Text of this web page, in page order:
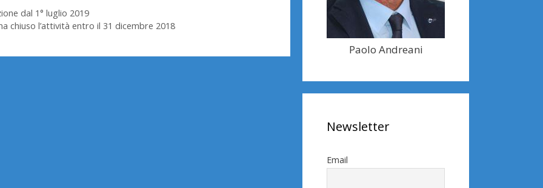
dal 1° luglio 2019
chiuso l’attività entro il 31 dicembre 2018
Paolo Andreani
Newsletter
Email